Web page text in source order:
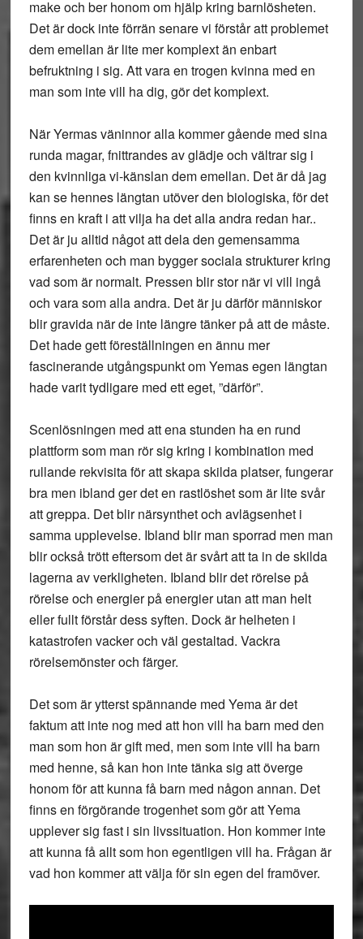
make och ber honom om hjälp kring barnlösheten.
Det är dock inte förrän senare vi förstår att problemet
dem emellan är lite mer komplext än enbart
befruktning i sig. Att vara en trogen kvinna med en
man som inte vill ha dig, gör det komplext.
När Yermas väninnor alla kommer gående med sina
runda magar, fnittrandes av glädje och vältrar sig i
den kvinnliga vi-känslan dem emellan. Det är då jag
kan se hennes längtan utöver den biologiska, för det
finns en kraft i att vilja ha det alla andra redan har..
Det är ju alltid något att dela den gemensamma
erfarenheten och man bygger sociala strukturer kring
vad som är normalt. Pressen blir stor när vi vill ingå
och vara som alla andra. Det är ju därför människor
blir gravida när de inte längre tänker på att de måste.
Det hade gett föreställningen en ännu mer
fascinerande utgångspunkt om Yemas egen längtan
hade varit tydligare med ett eget, ”därför”.
Scenlösningen med att ena stunden ha en rund
plattform som man rör sig kring i kombination med
rullande rekvisita för att skapa skilda platser, fungerar
bra men ibland ger det en rastlöshet som är lite svår
att greppa. Det blir närsynthet och avlägsenhet i
samma upplevelse. Ibland blir man sporrad men man
blir också trött eftersom det är svårt att ta in de skilda
lagerna av verkligheten. Ibland blir det rörelse på
rörelse och energier på energier utan att man helt
eller fullt förstår dess syften. Dock är helheten i
katastrofen vacker och väl gestaltad. Vackra
rörelsemönster och färger.
Det som är ytterst spännande med Yema är det
faktum att inte nog med att hon vill ha barn med den
man som hon är gift med, men som inte vill ha barn
med henne, så kan hon inte tänka sig att överge
honom för att kunna få barn med någon annan. Det
finns en förgörande trogenhet som gör att Yema
upplever sig fast i sin livssituation. Hon kommer inte
att kunna få allt som hon egentligen vill ha. Frågan är
vad hon kommer att välja för sin egen del framöver.